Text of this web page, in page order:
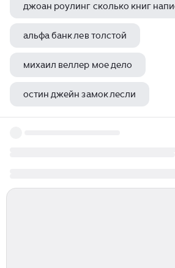
джоан роулинг сколько книг
альфа банк лев толстой
михаил веллер мое дело
остин джейн замок лесли